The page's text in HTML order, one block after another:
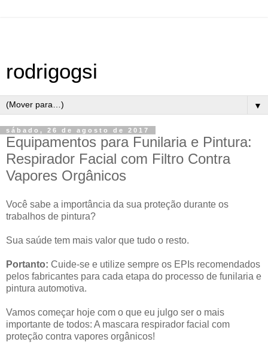
rodrigogsi
▼
sábado, 26 de agosto de 2017
Equipamentos para Funilaria e Pintura:
Respirador Facial com Filtro Contra
Vapores Orgânicos
Você sabe a importância da sua proteção durante os
trabalhos de pintura?
Sua saúde tem mais valor que tudo o resto.
Portanto: Cuide-se e utilize sempre os EPIs recomendados
pelos fabricantes para cada etapa do processo de funilaria e
pintura automotiva.
Vamos começar hoje com o que eu julgo ser o mais
importante de todos: A mascara respirador facial com
proteção contra vapores orgânicos!